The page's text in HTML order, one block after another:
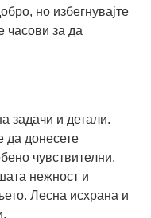
но избегнувајте
часови за да
задачи и детали.
да донесете
чувствителни.
нежност и
Лесна исхрана и